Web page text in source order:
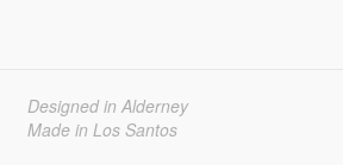
Designed in Alderney
Made in Los Santos